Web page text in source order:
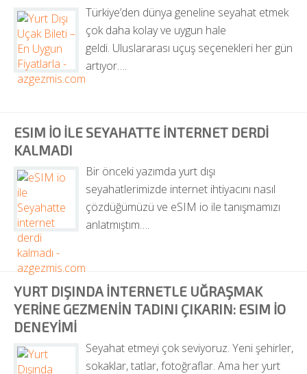
Türkiye’den dünya geneline seyahat etmek
çok daha kolay ve uygun hale
geldi. Uluslararası uçuş seçenekleri her gün
artıyor….
ESIM IO ILE SEYAHATTE INTERNET DERDI
KALMADI
Bir önceki yazımda yurt dışı
seyahatlerimizde internet ihtiyacını nasıl
çözdüğümüzü ve eSIM io ile tanışmamızı
anlatmıştım….
YURT DIŞINDA İNTERNETLE UĞRAŞMAK
YERINE GEZMENIN TADINI ÇIKARIN: ESIM IO
DENEYIMI
Seyahat etmeyi çok seviyoruz. Yeni şehirler,
sokaklar, tatlar, fotoğraflar. Ama her yurt